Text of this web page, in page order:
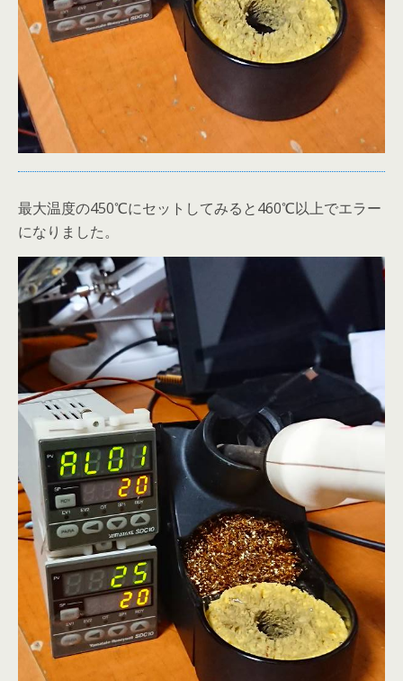
最大温度の450℃にセットしてみると460℃以上でエラー
になりました。